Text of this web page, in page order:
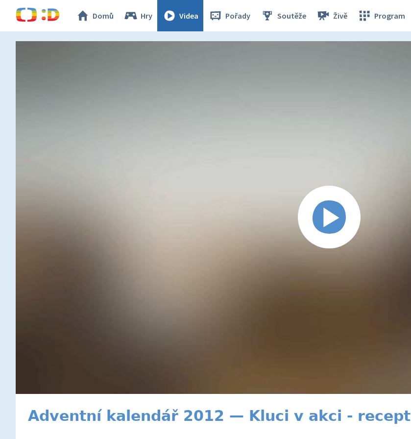
Domů Hry Videa Pořady Soutěže Živě Program
Adventní kalendář 2012 — Kluci v akci - recept